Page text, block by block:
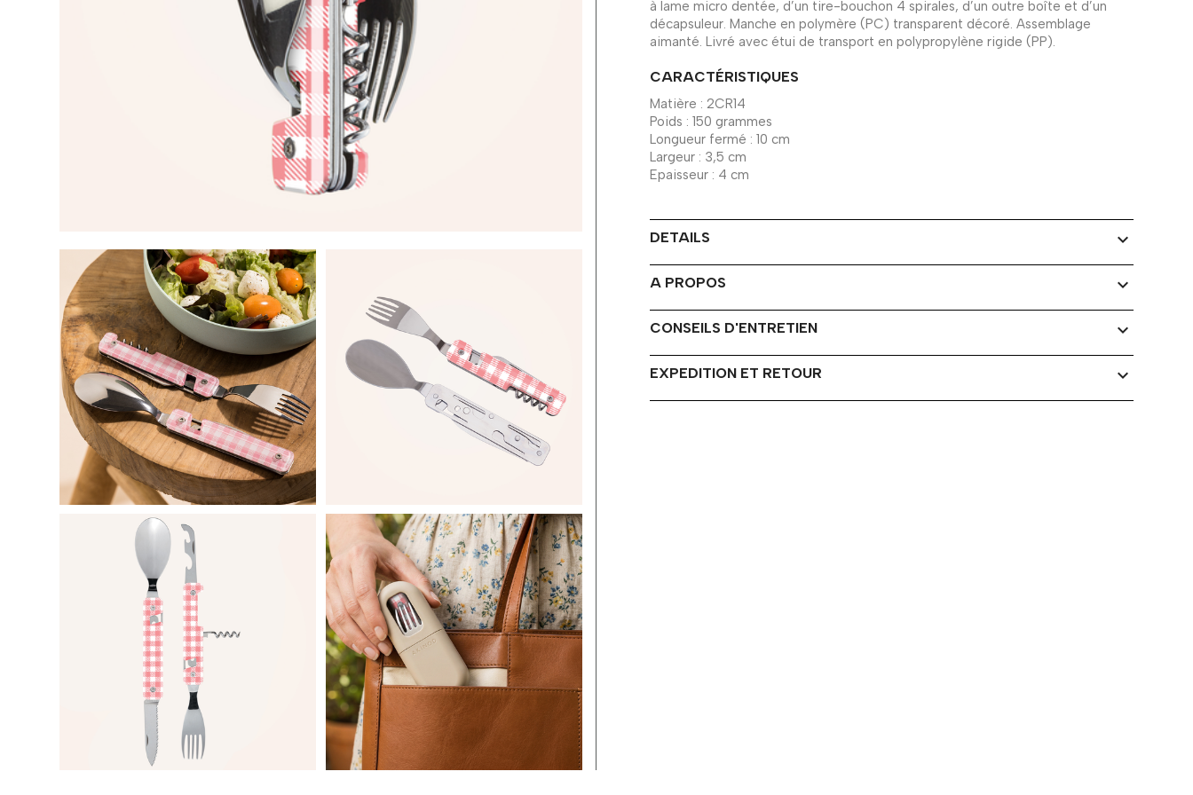
à lame micro dentée, d’un tire-bouchon 4 spirales, d’un outre boîte et d’un
décapsuleur. Manche en polymère (PC) transparent décoré. Assemblage
aimanté. Livré avec étui de transport en polypropylène rigide (PP).
CARACTÉRISTIQUES
Matière : 2CR14
Poids : 150 grammes
Longueur fermé : 10 cm
Largeur : 3,5 cm
Epaisseur : 4 cm
DETAILS expand_more
A PROPOS expand_more
CONSEILS D'ENTRETIEN expand_more
EXPEDITION ET RETOUR expand_more